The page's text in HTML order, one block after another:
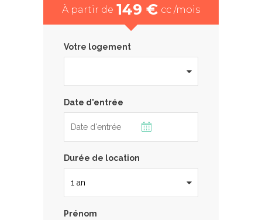
À partir de 149 € cc /mois
Votre logement
Date d'entrée
Durée de location
Prénom